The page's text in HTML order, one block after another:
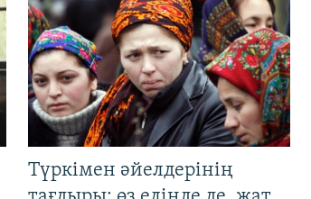
Түркімен әйелдерінің